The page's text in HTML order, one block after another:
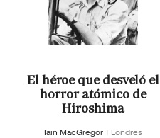
El héroe que desveló el
horror atómico de
Hiroshima
Iain MacGregor Londres